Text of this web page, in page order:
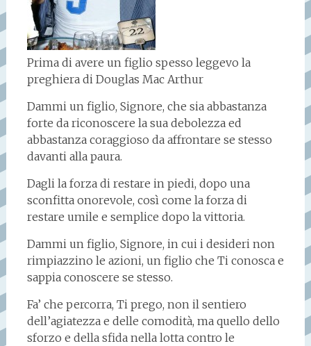
Prima di avere un figlio spesso leggevo la
preghiera di Douglas Mac Arthur
Dammi un figlio, Signore, che sia abbastanza
forte da riconoscere la sua debolezza ed
abbastanza coraggioso da affrontare se stesso
davanti alla paura.
Dagli la forza di restare in piedi, dopo una
sconfitta onorevole, così come la forza di
restare umile e semplice dopo la vittoria.
Dammi un figlio, Signore, in cui i desideri non
rimpiazzino le azioni, un figlio che Ti conosca e
sappia conoscere se stesso.
Fa’ che percorra, Ti prego, non il sentiero
dell’agiatezza e delle comodità, ma quello dello
sforzo e della sfida nella lotta contro le